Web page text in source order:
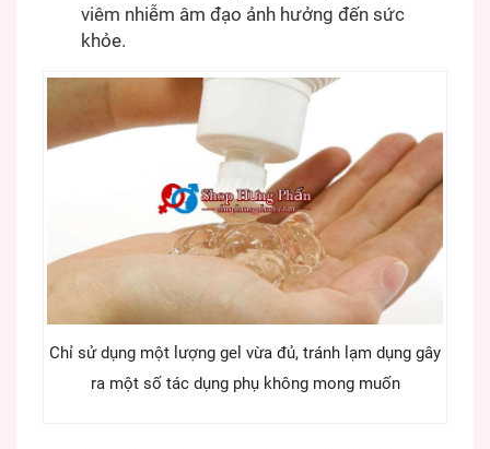
viêm nhiễm âm đạo ảnh hưởng đến sức
khỏe.
Chỉ sử dụng một lượng gel vừa đủ, tránh lạm dụng gây
ra một số tác dụng phụ không mong muốn